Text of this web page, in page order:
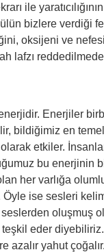
ile
bizlere verdiği
oksijeni ve nefesi
lafzı
Enerjiler
bildiğimiz en
etkiler.
bu enerjinin
her varlığa
Öyle ise sesleri
oluşmuş
eder
azalır yahut